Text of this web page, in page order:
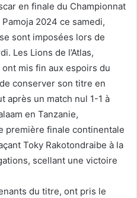
en finale du Championnat
2024 ce samedi,
sont imposées lors de
Les Lions de l’Atlas,
mis fin aux espoirs du
conserver son titre en
après un match nul 1-1 à
en Tanzanie,
première finale continentale
Toky Rakotondraibe à la
scellant une victoire
du titre, ont pris le